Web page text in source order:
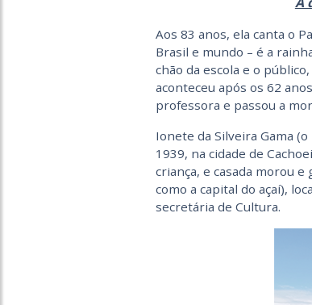
Aos 83 anos, ela canta o
Brasil e mundo – é a
chão da escola e o
aconteceu após os 62
professora e passou a
Ionete da Silveira Gama
1939, na cidade de
criança, e casada morou
como a capital do açaí),
secretária de Cultura.